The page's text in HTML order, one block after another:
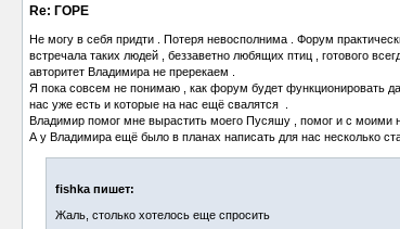
Re: ГОРЕ
Не могу в себя придти . Потеря невосполнима . Форум
встречала таких людей , беззаветно любящих птиц , готового
авторитет Владимира не пререкаем .
Я пока совсем не понимаю , как форум будет функционировать
нас уже есть и которые на нас ещё свалятся .
Владимир помог мне вырастить моего Пусяшу , помог и с моими
А у Владимира ещё было в планах написать для нас несколько
fishka пишет:
Жаль, столько хотелось еще спросить